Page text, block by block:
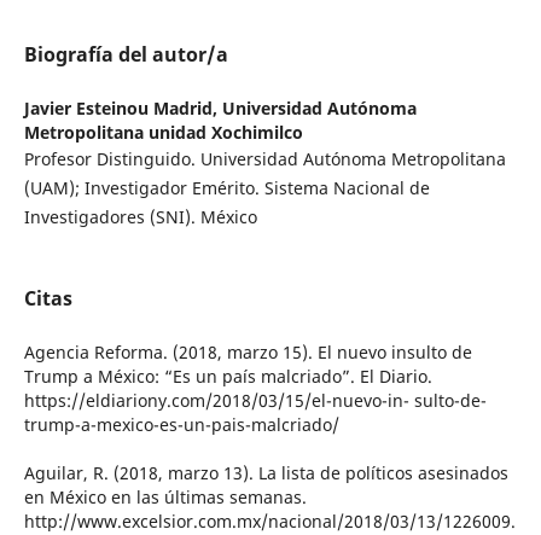
Biografía del autor/a
Javier Esteinou Madrid, Universidad Autónoma
Metropolitana unidad Xochimilco
Profesor Distinguido. Universidad Autónoma Metropolitana
(UAM); Investigador Emérito. Sistema Nacional de
Investigadores (SNI). México
Citas
Agencia Reforma. (2018, marzo 15). El nuevo insulto de
Trump a México: “Es un país malcriado”. El Diario.
https://eldiariony.com/2018/03/15/el-nuevo-in- sulto-de-
trump-a-mexico-es-un-pais-malcriado/
Aguilar, R. (2018, marzo 13). La lista de políticos asesinados
en México en las últimas semanas.
http://www.excelsior.com.mx/nacional/2018/03/13/1226009.